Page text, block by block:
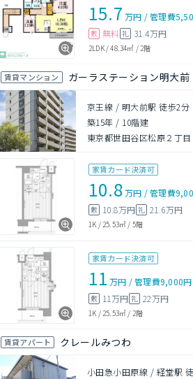
15.7 万円 /管理費
敷 無料 礼 31.4万円
2LDK/48.34㎡ /2階
賃貸マンション ガーラステーション明大前
京王線 / 明大前駅 徒歩2分
築15年 / 10階建
東京都世田谷区松原２丁目
家賃カード決済可
10.8万円 /管理費
敷 10.8万円 礼 21.6万円
1K /25.53㎡ / 5階
家賃カード決済可
11 万円 /管理費9,000円
敷 11万円 礼 22万円
1K /25.53㎡ / 2階
賃貸アパート クレールみつわ
小田急小田原線 / 経堂駅